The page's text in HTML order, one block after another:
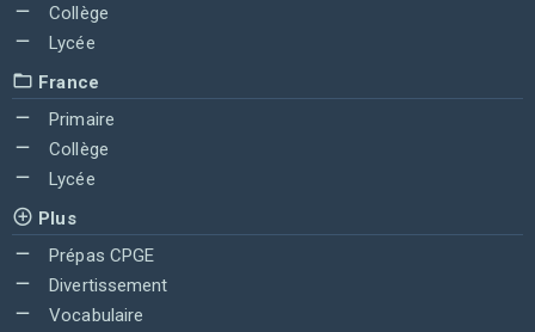
Collège
Lycée
France
Primaire
Collège
Lycée
Plus
Prépas CPGE
Divertissement
Vocabulaire